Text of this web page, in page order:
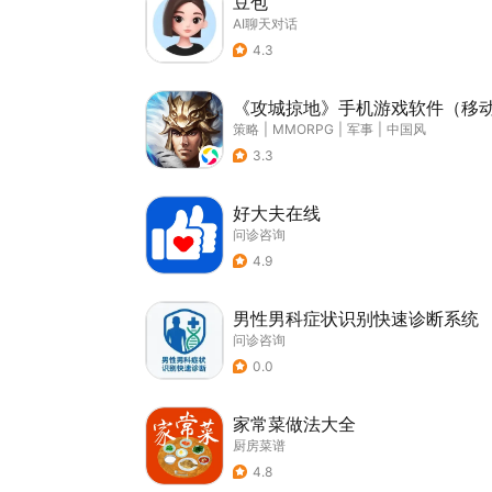
AI聊天对话
4.3
《攻城掠地》手机游戏软件（移
策略 MMORPG 军事
中国风
3.3
好大夫在线
问诊咨询
4.9
男性男科症状识别快速诊断系统
问诊咨询
0.0
家常菜做法大全
厨房菜谱
4.8